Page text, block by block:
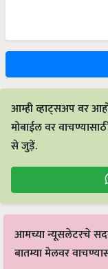
आम्ही व्हाट्सअप वर
मोबाईल वर
से जुड़ें.
आमच्या न्यूसलेटरचे
बातम्या मेलवर